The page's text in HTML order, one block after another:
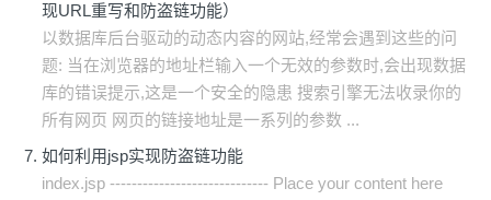
现URL重写和防盗链功能）
以数据库后台驱动的动态内容的网站,经常会遇到这些的问
题: 当在浏览器的地址栏输入一个无效的参数时,会出现数据
库的错误提示,这是一个安全的隐患 搜索引擎无法收录你的
所有网页 网页的链接地址是一系列的参数 ...
如何利用jsp实现防盗链功能
index.jsp ----------------------------- Place your content here